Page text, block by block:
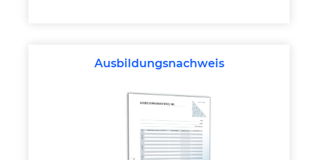
Ausbildungsnachweis